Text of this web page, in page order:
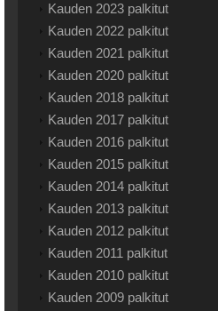
Kauden 2023 palkitut
Kauden 2022 palkitut
Kauden 2021 palkitut
Kauden 2020 palkitut
Kauden 2018 palkitut
Kauden 2017 palkitut
Kauden 2016 palkitut
Kauden 2015 palkitut
Kauden 2014 palkitut
Kauden 2013 palkitut
Kauden 2012 palkitut
Kauden 2011 palkitut
Kauden 2010 palkitut
Kauden 2009 palkitut